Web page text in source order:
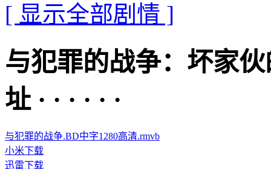
[ 显示全部剧情 ]
与犯罪的战争：坏家
址 · · · · · ·
与犯罪的战争.BD中字1280高清.rmvb
小米下载
迅雷下载